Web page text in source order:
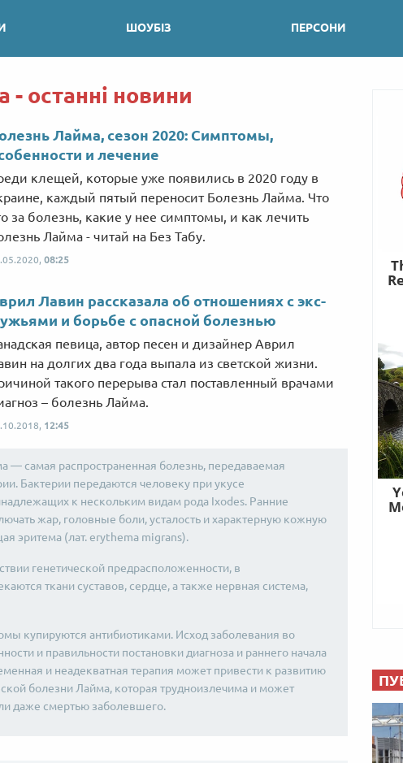
ШОУБІЗ ПЕРСОНИ
останні новини
Лайма, сезон 2020: Симптомы,
и лечение
клещей, которые уже появились в 2020 году в
каждый пятый переносит Болезнь Лайма. Что
за болезнь, какие у нее симптомы, и как лечить
Лайма - читай на Без Табу.
08:25
Лавин рассказала об отношениях с экс-
и борьбе с опасной болезнью
певица, автор песен и дизайнер Аврил
на долгих два года выпала из светской жизни.
такого перерыва стал поставленный врачами
– болезнь Лайма.
12:45
— самая распространенная болезнь, передаваемая
Бактерии передаются человеку при укусе
к нескольким видам рода Ixodes. Ранние
жар, головные боли, усталость и характерную кожную
эритема (лат. erythema migrans).
генетической предрасположенности, в
ткани суставов, сердце, а также нервная система,
купируются антибиотиками. Исход заболевания во
и правильности постановки диагноза и раннего начала
и неадекватная терапия может привести к развитию
болезни Лайма, которая трудноизлечима и может
даже смертью заболевшего.